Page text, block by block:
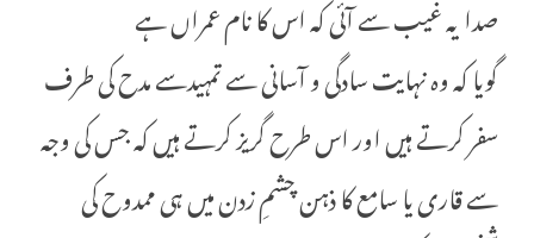
صدا یہ غیب سے آئی کہ اس کا نام عمراں ہے
گویا کہ وہ نہایت سادگی و آسانی سے تمہیدسے مدح کی طرف
سفر کرتے ہیں اور اس طرح گریز کرتے ہیں کہ جس کی وجہ
سے قاری یا سامع کا ذہن چشمِ زدن میں ہی ممدوح کی